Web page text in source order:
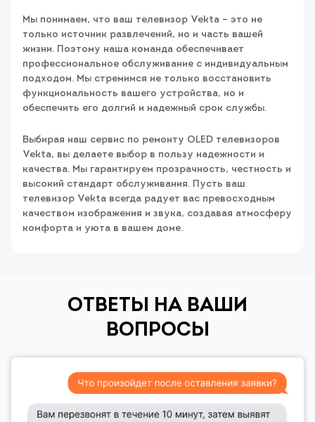
Мы понимаем, что ваш телевизор Vekta – это не
только источник развлечений, но и часть вашей
жизни. Поэтому наша команда обеспечивает
профессиональное обслуживание с индивидуальным
подходом. Мы стремимся не только восстановить
функциональность вашего устройства, но и
обеспечить его долгий и надежный срок службы.
Выбирая наш сервис по ремонту OLED телевизоров
Vekta, вы делаете выбор в пользу надежности и
качества. Мы гарантируем прозрачность, честность и
высокий стандарт обслуживания. Пусть ваш
телевизор Vekta всегда радует вас превосходным
качеством изображения и звука, создавая атмосферу
комфорта и уюта в вашем доме.
ОТВЕТЫ НА ВАШИ
ВОПРОСЫ